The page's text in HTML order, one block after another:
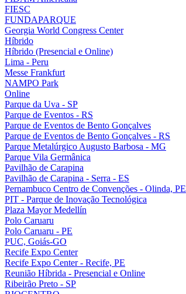
FIESC
FUNDAPARQUE
Georgia World Congress Center
Híbrido
Híbrido (Presencial e Online)
Lima - Peru
Messe Frankfurt
NAMPO Park
Online
Parque da Uva - SP
Parque de Eventos - RS
Parque de Eventos de Bento Gonçalves
Parque de Eventos de Bento Gonçalves - RS
Parque Metalúrgico Augusto Barbosa - MG
Parque Vila Germânica
Pavilhão de Carapina
Pavilhão de Carapina - Serra - ES
Pernambuco Centro de Convenções - Olinda, PE
PIT - Parque de Inovação Tecnológica
Plaza Mayor Medellín
Polo Caruaru
Polo Caruaru - PE
PUC, Goiás-GO
Recife Expo Center
Recife Expo Center - Recife, PE
Reunião Híbrida - Presencial e Online
Ribeirão Preto - SP